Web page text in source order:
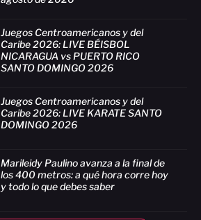
Juegos Centroamericanos y del
Caribe 2026: LIVE BÉISBOL
NICARAGUA vs PUERTO RICO
SANTO DOMINGO 2026
Juegos Centroamericanos y del
Caribe 2026: LIVE KARATE SANTO
DOMINGO 2026
Marileidy Paulino avanza a la final de
los 400 metros: a qué hora corre hoy
y todo lo que debes saber